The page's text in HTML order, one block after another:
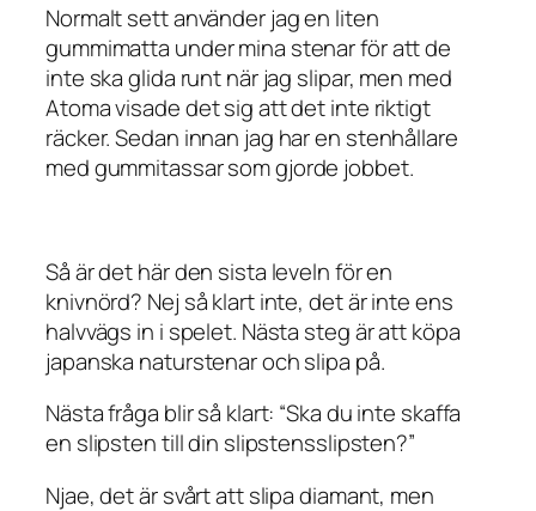
Normalt sett använder jag en liten
gummimatta under mina stenar för att de
inte ska glida runt när jag slipar, men med
Atoma visade det sig att det inte riktigt
räcker. Sedan innan jag har en stenhållare
med gummitassar som gjorde jobbet.
Så är det här den sista leveln för en
knivnörd? Nej så klart inte, det är inte ens
halvvägs in i spelet. Nästa steg är att köpa
japanska naturstenar och slipa på.
Nästa fråga blir så klart: “Ska du inte skaffa
en slipsten till din slipstensslipsten?”
Njae, det är svårt att slipa diamant, men